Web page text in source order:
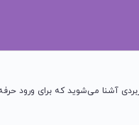
آشنا می‌شوید که برای ورود